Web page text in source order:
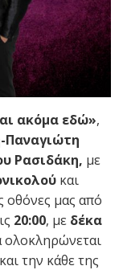
ακόμα εδώ»,
Παναγιώτη
Ρασιδάκη, με
και
οθόνες μας από
20:00, με δέκα
ολοκληρώνεται
την κάθε της